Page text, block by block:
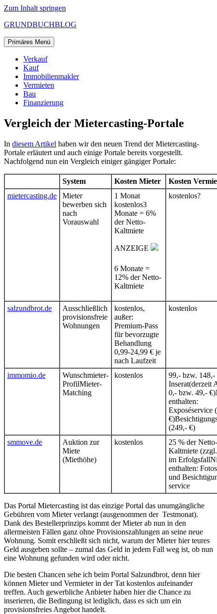
Zum Inhalt springen
GRUNDBUCHBLOG
Primäres Menü
Verkauf
Kauf
Immobilienmakler
Vermieten
Bau
Finanzierung
Vergleich der Mietercasting-Portale
In diesem Artikel haben wir den neuen Trend der Mietercasting-
Portale erläutert und auch einige Portale bereits vorgestellt.
Nachfolgend nun ein Vergleich einiger gängiger Portale:
System Kosten Mieter
Kosten
mietercasting.de
Mieter
bewerben sich
nach
Vorauswahl
1 Monat
kostenlos3
Monate = 6%
der Netto-
Kaltmiete
ANZEIGE
6 Monate =
12% der Netto-
Kaltmiete
kostenlos?
salzundbrot.de
Ausschließlich
provisionsfreie
Wohnungen
kostenlos,
außer:
Premium-Pass
für bevorzugte
Behandlung
0,99-24,99 € je
nach Laufzeit
kostenlos
immomio.de
Wunschmieter-
ProfilMieter-
Matching
kostenlos
99,- bzw. 148,-
Inserat(derzeit
0,- bzw. 49,-
enthalten:
Exposéservice
(249,- €)
smmove.de
Auktion zur
Miete
(Miethöhe)
kostenlos
25 % der Netto-
Kaltmiete
im
enthalten:
und
service
Das Portal Mietercasting ist das einzige Portal das unumgängliche
Gebühren vom Mieter verlangt (ausgenommen der Testmonat).
Dank des Bestellerprinzips kommt der Mieter ab nun in den
allermeisten Fällen ganz ohne Provisionszahlungen an seine neue
Wohnung. Somit erschließt sich nicht, warum der Mieter hier teures
Geld ausgeben sollte – zumal das Geld in jedem Fall weg ist, ob nun
eine Wohnung gefunden wird oder nicht.
Die besten Chancen sehe ich beim Portal Salzundbrot, denn hier
können Mieter und Vermieter in der Tat kostenlos aufeinander
treffen. Auch gewerbliche Anbieter haben hier die Chance zu
inserieren, die Bedingung ist lediglich, dass es sich um ein
provisionsfreies Angebot handelt.